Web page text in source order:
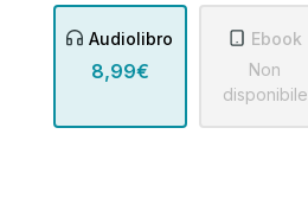
Audiolibro
8,99€
Ebook
Non
disponibile